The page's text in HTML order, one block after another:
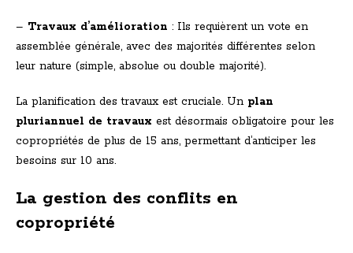
– Travaux d’amélioration : Ils requièrent un vote en
assemblée générale, avec des majorités différentes selon
leur nature (simple, absolue ou double majorité).
La planification des travaux est cruciale. Un plan
pluriannuel de travaux est désormais obligatoire pour les
copropriétés de plus de 15 ans, permettant d’anticiper les
besoins sur 10 ans.
La gestion des conflits en
copropriété